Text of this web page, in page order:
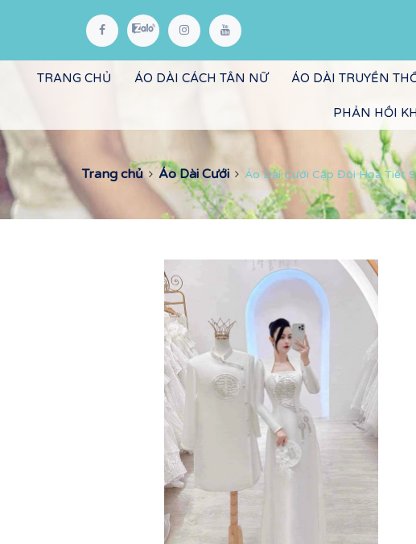
TRANG CHỦ ÁO DÀI CÁCH TÂN NỮ ÁO DÀI TRUYỀN
PHẢN HỒI
Trang chủ Áo Dài Cưới Áo Dài Cưới Cặp Đôi Họa Tiết